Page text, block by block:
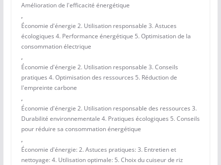
Amélioration de l'efficacité énergétique
,
Économie d'énergie 2. Utilisation responsable 3. Astuces
écologiques 4. Performance énergétique 5. Optimisation de la
consommation électrique
,
Économie d'énergie 2. Utilisation responsable 3. Conseils
pratiques 4. Optimisation des ressources 5. Réduction de
l'empreinte carbone
,
Économie d'énergie 2. Utilisation responsable des ressources 3.
Durabilité environnementale 4. Pratiques écologiques 5. Conseils
pour réduire sa consommation énergétique
,
Économie d'énergie: 2. Astuces pratiques: 3. Entretien et
nettoyage: 4. Utilisation optimale: 5. Choix du cuiseur de riz